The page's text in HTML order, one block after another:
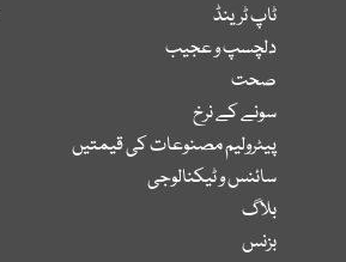
ٹاپ ٹرینڈ
دلچسپ و عجیب
صحت
سونے کے نرخ
پیٹرولیم مصنوعات کی قیمتیں
سائنس و ٹیکنالوجی
بلاگ
بزنس